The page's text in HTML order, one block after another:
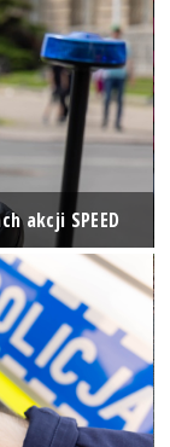
akcji SPEED